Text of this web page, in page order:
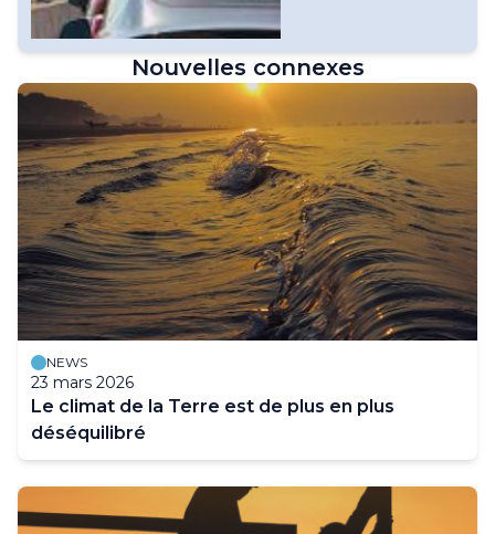
Nouvelles connexes
NEWS
23 mars 2026
Le climat de la Terre est de plus en plus
déséquilibré